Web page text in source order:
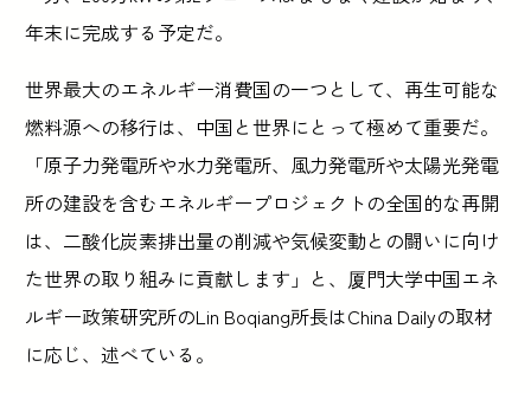
年末に完成する予定だ。
世界最大のエネルギー消費国の一つとして、再生可能な
燃料源への移行は、中国と世界にとって極めて重要だ。
「原子力発電所や水力発電所、風力発電所や太陽光発電
所の建設を含むエネルギープロジェクトの全国的な再開
は、二酸化炭素排出量の削減や気候変動との闘いに向け
た世界の取り組みに貢献します」と、厦門大学中国エネ
ルギー政策研究所のLin Boqiang所長はChina Dailyの取材
に応じ、述べている。